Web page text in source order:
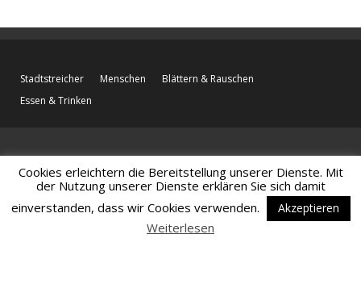
Stadtstreicher Menschen
Blättern & Rauschen
Essen & Trinken
Cookies erleichtern die Bereitstellung unserer Dienste. Mit
der Nutzung unserer Dienste erklären Sie sich damit
einverstanden, dass wir Cookies verwenden.
Akzeptieren
Weiterlesen